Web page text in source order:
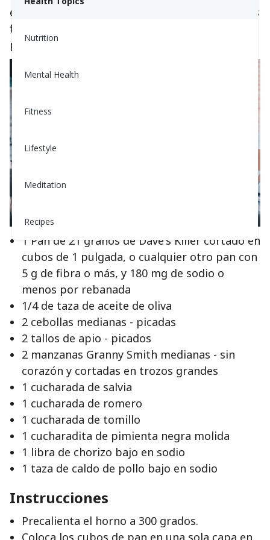
Nutrition
Mental Health
Fitness
Lifestyle
Meditation
Recipes
en grasa, baja en sodio y alta en granos enteros
fibrosos. Sobre todo, esta receta rinde para 8
personas.
1 Pan de 21 granos de Dave's Killer cortado en
cubos de 1 pulgada, o cualquier otro pan con
5 g de fibra o más, y 180 mg de sodio o
menos por rebanada
1/4 de taza de aceite de oliva
2 cebollas medianas - picadas
2 tallos de apio - picados
2 manzanas Granny Smith medianas - sin
corazón y cortadas en trozos grandes
1 cucharada de salvia
1 cucharada de romero
1 cucharada de tomillo
1 cucharadita de pimienta negra molida
1 libra de chorizo bajo en sodio
1 taza de caldo de pollo bajo en sodio
Instrucciones
Precalienta el horno a 300 grados.
Coloca los cubos de pan en una sola capa en